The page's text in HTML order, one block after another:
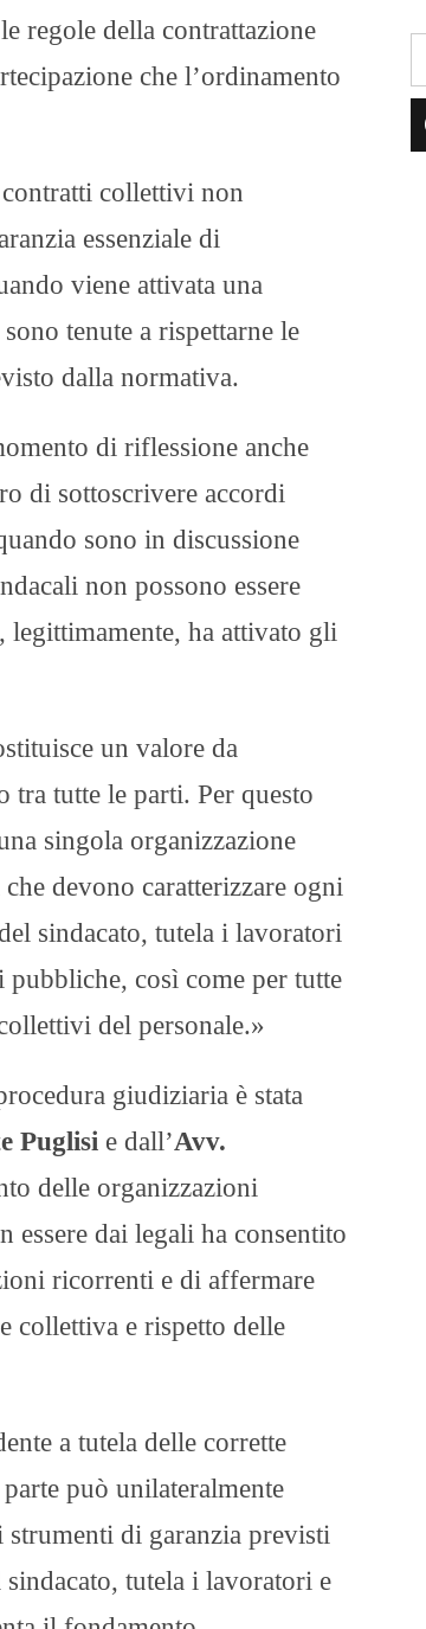
regole della contrattazione
che l’ordinamento
collettivi non
essenziale di
viene attivata una
tenute a rispettarne le
dalla normativa.
di riflessione anche
di sottoscrivere accordi
sono in discussione
non possono essere
legittimamente, ha attivato gli
un valore da
tra tutte le parti. Per questo
singola organizzazione
devono caratterizzare ogni
sindacato, tutela i lavoratori
così come per tutte
del personale.»
giudiziaria è stata
Puglisi e dall’Avv.
delle organizzazioni
dai legali ha consentito
ricorrenti e di affermare
collettiva e rispetto delle
a tutela delle corrette
può unilateralmente
di garanzia previsti
tutela i lavoratori e